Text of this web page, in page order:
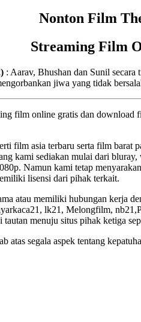
Nonton Film
Streaming Film
: Aarav, Bhushan dan Sunil
jiwa yang tidak
film online gratis dan
film asia terbaru serta film
kami sediakan mulai dari
Namun kami tetap
lisensi dari pihak terkait.
atau memiliki hubungan kerja
lk21, Melongfilm,
menuju situs pihak ketiga
atas segala aspek tentang